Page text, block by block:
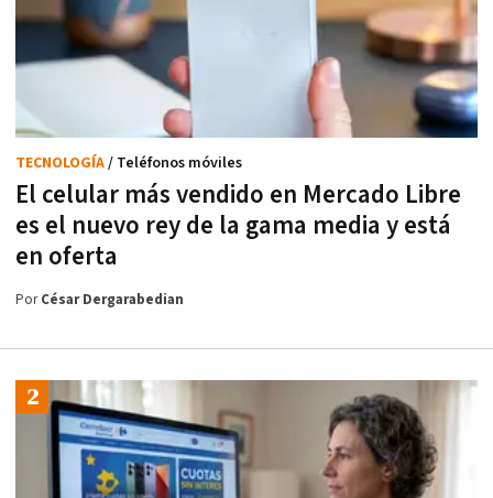
El celular más vendido en Mercado Libre
es el nuevo rey de la gama media y está
en oferta
TECNOLOGÍA/ Teléfonos móviles
PorCésar Dergarabedian